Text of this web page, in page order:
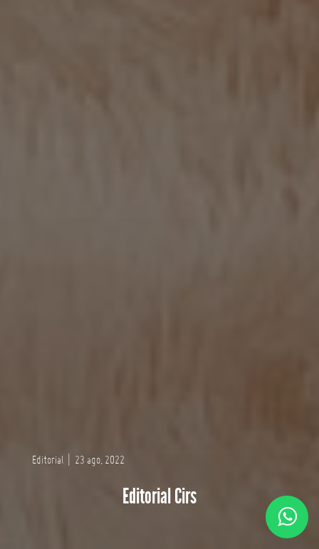
Editorial| 23 ago, 2022
Editorial Cirs